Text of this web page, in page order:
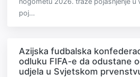
poj...
Azijska fudbalska
odluku FIFA-e da odustane
udjela u Svjetskom